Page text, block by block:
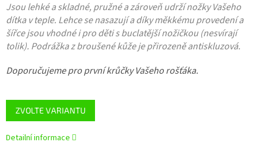
ZVOLTE VARIANTU
Jsou lehké a skladné, pružné a zároveň udrží nožky Vašeho
dítka v teple. Lehce se nasazují a díky měkkému provedení a
šířce jsou vhodné i pro děti s buclatější nožičkou (nesvírají
tolik). Podrážka z broušené kůže je přirozeně antiskluzová.
Doporučujeme pro první krůčky Vašeho rošťáka.
Detailní informace